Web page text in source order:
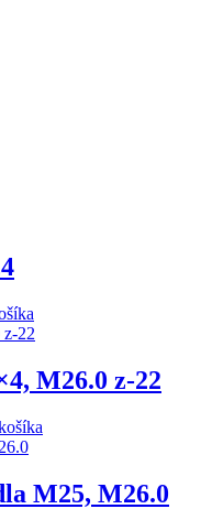
M26.0 z-22
M25, M26.0